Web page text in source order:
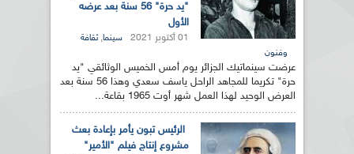
"يد حرة" 56 سنة بعد عرضه
الأول
01 أكتوبر 2021 سينما,ثقافة
وفنون
عرضت سينماتيك الجزائر يوم أمس الخميس الوثائقي "يد
حرة" تكريما للمجاهد الراحل ياسف سعدي وهذا 56 سنة بعد
العرض الوحيد لهذا العمل شهر أوت 1965 بقاعة...
الرئيس تبون يأمر بإعادة بعث
مشروع إنتاج فيلم "الأمير"